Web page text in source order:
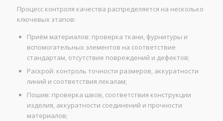
Процесс контроля качества распределяется на несколько
ключевых этапов:
Приём материалов: проверка ткани, фурнитуры и
вспомогательных элементов на соответствие
стандартам, отсутствие повреждений и дефектов;
Раскрой: контроль точности размеров, аккуратности
линий и соответствия лекалам;
Пошив: проверка швов, соответствия конструкции
изделия, аккуратности соединений и прочности
материалов;